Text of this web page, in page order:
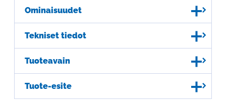
Ominaisuudet
Tekniset tiedot
Tuoteavain
Tuote-esite